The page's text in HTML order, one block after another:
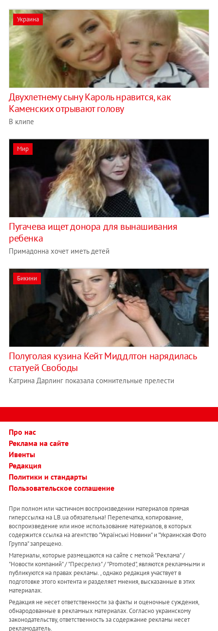
Украина
Двухлетнему сыну Кароль нравится, как
Каменских отрывают голову
В клипе
Мир
Пугачева ищет донора для вынашивания
ребенка
Примадонна хочет иметь детей
Бикини
Полуголая кузина Кейт Миддлтон нарядилась
статуей Свободы
Катрина Дарлинг показала сомнительные прелести
Про нас
Реклама на сайте
Ивенты
Редакция
Политики и стандарты
Пользовательское соглашение
При полном или частичном воспроизведении материалов прямая
гиперссылка на LB.ua обязательна! Перепечатка, копирование,
воспроизведение или иное использование материалов, в которых
содержится ссылка на агентство "Українськi Новини" и "Украинская Фото
Группа" запрещено.
Материалы, которые размещаются на сайте с меткой "Реклама" /
"Новости компаний" / "Пресрелиз" / "Promoted", являются рекламными и
публикуются на правах рекламы. , однако редакция участвует в
подготовке этого контента и разделяет мнения, высказанные в этих
материалах.
Редакция не несет ответственности за факты и оценочные суждения,
обнародованные в рекламных материалах. Согласно украинскому
законодательству, ответственность за содержание рекламы несет
рекламодатель.